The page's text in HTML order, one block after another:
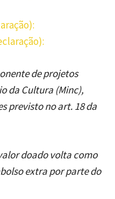
de projetos
da Cultura (Minc),
previsto no art. 18 da
doado volta como
extra por parte do